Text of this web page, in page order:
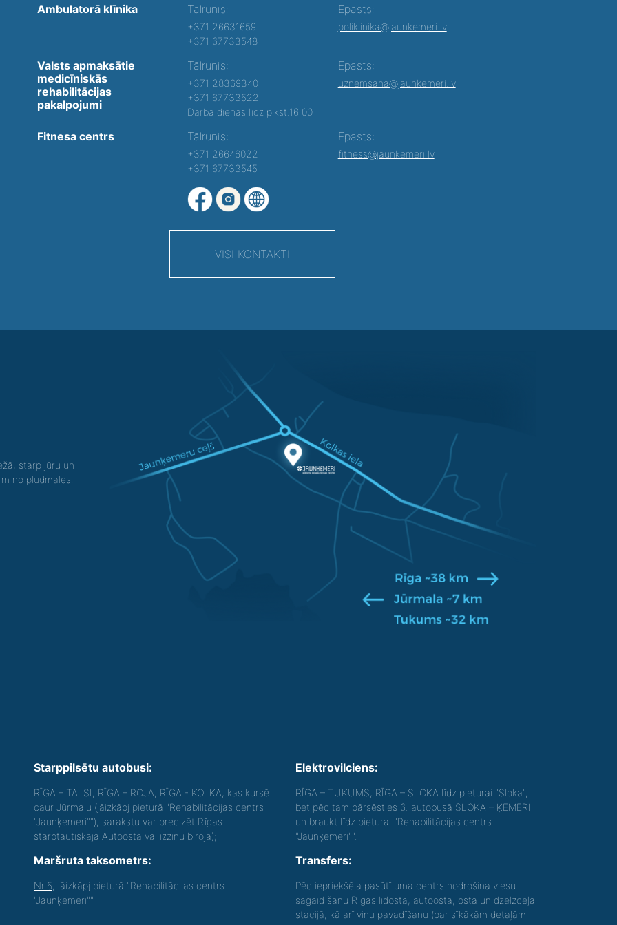
Ambulatorā klīnika Tālrunis:
+371 26631659
+371 67733548
Epasts:
poliklinika@jaunkemeri.lv
Valsts apmaksātie
medicīniskās
rehabilitācijas
pakalpojumi
Tālrunis:
+371 28369340
+371 67733522
Darba dienās līdz plkst.16:00
Epasts:
uznemsana@jaunkemeri.lv
Fitnesa centrs Tālrunis:
+371 26646022
+371 67733545
Epasts:
fitness@jaunkemeri.lv
VISI KONTAKTI
starp jūru un
no pludmales.
Starppilsētu autobusi:
RĪGA – TALSI, RĪGA – ROJA, RĪGA - KOLKA, kas kursē
caur Jūrmalu (jāizkāpj pieturā "Rehabilitācijas centrs
"Jaunķemeri""), sarakstu var precizēt Rīgas
starptautiskajā Autoostā vai izziņu birojā);
Elektrovilciens:
RĪGA – TUKUMS, RĪGA – SLOKA līdz pieturai "Sloka",
bet pēc tam pārsēsties 6. autobusā SLOKA – ĶEMERI
un braukt līdz pieturai "Rehabilitācijas centrs
"Jaunķemeri"".
Maršruta taksometrs:
Nr.5 , jāizkāpj pieturā "Rehabilitācijas centrs
"Jaunķemeri""
Transfers:
Pēc iepriekšēja pasūtījuma centrs nodrošina viesu
sagaidīšanu Rīgas lidostā, autoostā, ostā un dzelzceļa
stacijā, kā arī viņu pavadīšanu (par sīkākām detaļām